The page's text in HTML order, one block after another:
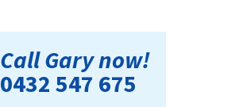
Call Gary now!
0432 547 675